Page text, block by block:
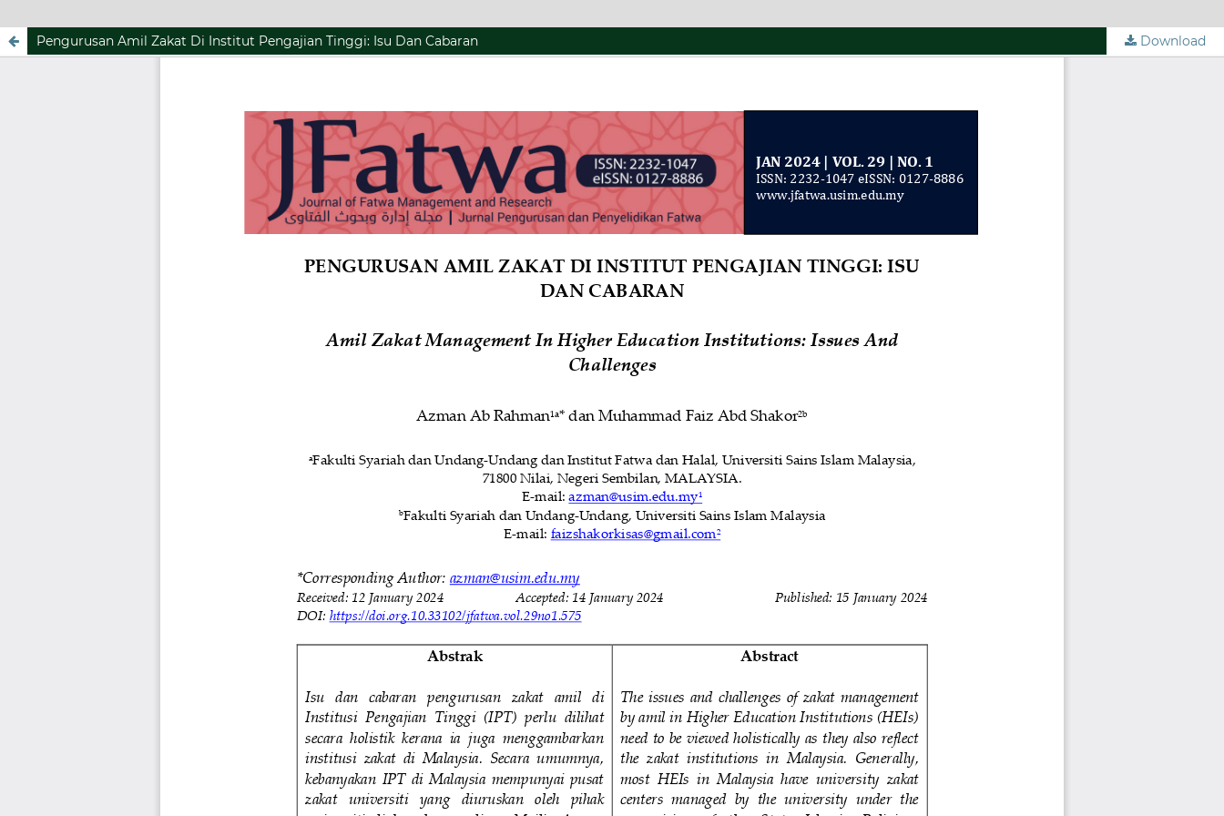
Pengurusan Amil Zakat Di Institut Pengajian Tinggi: Isu Dan Cabaran Download